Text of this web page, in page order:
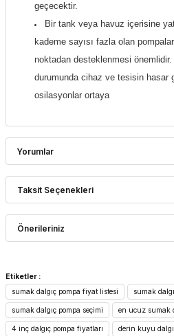
geçecektir.
Bir tank veya havuz içerisine
kademe sayısı fazla olan
noktadan desteklenmesi
durumunda cihaz ve tesisin hasar
osilasyonlar ortaya
Yorumlar
Bu ürüne ilk
Taksit Seçenekleri
Önerileriniz
konularda yetersiz gördüğünüz
kullanarak tarafımıza iletebilirsiniz.
Görüş ve önerileriniz için teşekkür
Etiketler :
sumak dalgıç pompa fiyat listesi
sumak
sumak dalgıç pompa seçimi en ucuz sumak
4 inç dalgıç pompa fiyatları derin kuyu